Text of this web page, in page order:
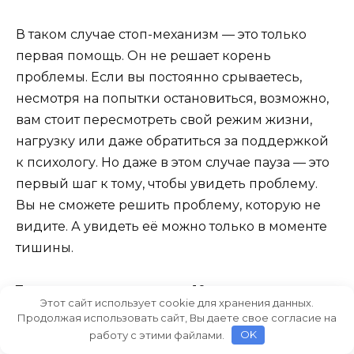
В таком случае стоп-механизм — это только
первая помощь. Он не решает корень
проблемы. Если вы постоянно срываетесь,
несмотря на попытки остановиться, возможно,
вам стоит пересмотреть свой режим жизни,
нагрузку или даже обратиться за поддержкой
к психологу. Но даже в этом случае пауза — это
первый шаг к тому, чтобы увидеть проблему.
Вы не сможете решить проблему, которую не
видите. А увидеть её можно только в моменте
тишины.
Также важно помнить, что 10 секунд — это не
магический щит. Иногда люди могут сказать
или сделать что-то такое, что зацепит вас
Этот сайт использует cookie для хранения данных.
Продолжая использовать сайт, Вы даете свое согласие на
работу с этими файлами.
OK